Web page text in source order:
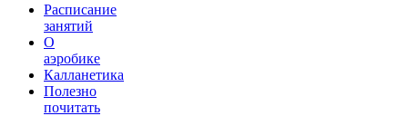
Расписание
занятий
О
аэробике
Калланетика
Полезно
почитать